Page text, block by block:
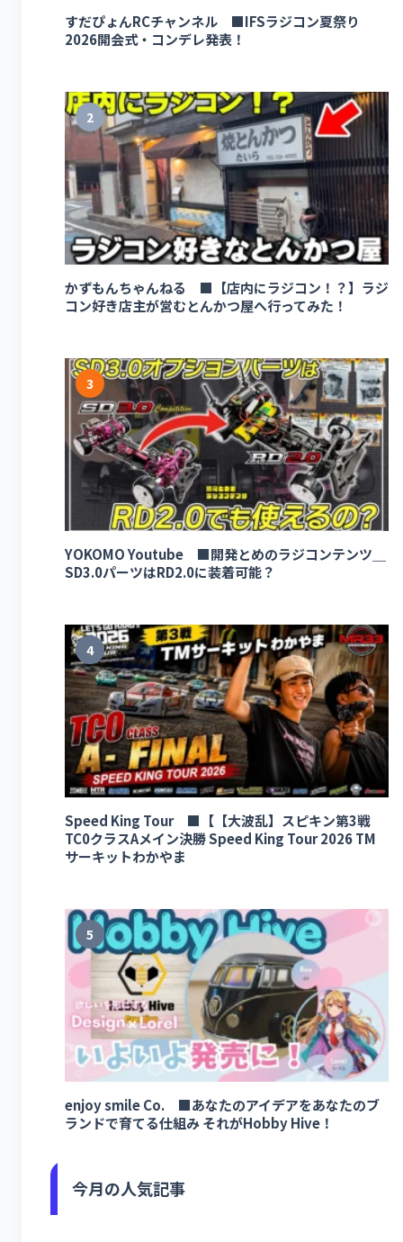
すだぴょんRCチャンネル ■IFSラジコン夏祭り
2026開会式・コンデレ発表！
2
かずもんちゃんねる ■【店内にラジコン！？】ラジ
コン好き店主が営むとんかつ屋へ行ってみた！
3
YOKOMO Youtube ■開発とめのラジコンテンツ＿
SD3.0パーツはRD2.0に装着可能？
4
Speed King Tour ■【【大波乱】スピキン第3戦
TC0クラスAメイン決勝 Speed King Tour 2026 TM
サーキットわかやま
5
enjoy smile Co. ■あなたのアイデアをあなたのブ
ランドで育てる仕組み それがHobby Hive！
今月の人気記事